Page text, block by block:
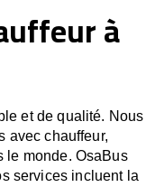
à
et de qualité. Nous
avec chauffeur,
le monde. OsaBus
services incluent la